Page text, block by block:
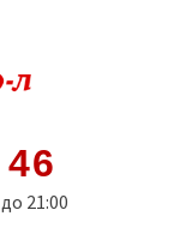
21:00